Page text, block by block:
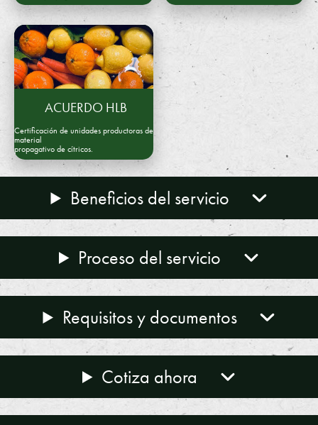
ACUERDO HLB
Certificación de unidades productoras de
material
propagativo de cítricos.
Beneficios del servicio
Proceso del servicio
Requisitos y documentos
Cotiza ahora